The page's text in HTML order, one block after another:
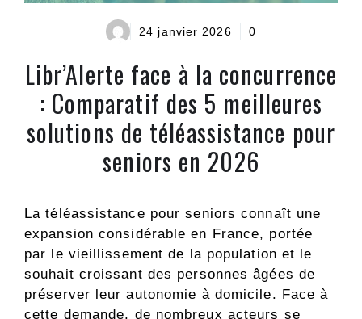
24 janvier 2026 0
Libr’Alerte face à la concurrence
: Comparatif des 5 meilleures
solutions de téléassistance pour
seniors en 2026
La téléassistance pour seniors connaît une
expansion considérable en France, portée
par le vieillissement de la population et le
souhait croissant des personnes âgées de
préserver leur autonomie à domicile. Face à
cette demande, de nombreux acteurs se